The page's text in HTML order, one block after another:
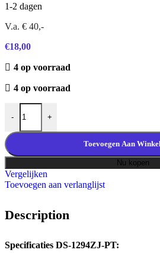
1-2 dagen
V.a. € 40,-
€18,00
4 op voorraad
4 op voorraad
-
DS-1294ZJ-PT Muursteun speciaal voor
+
Toevoegen Aan
Nu kopen
Vergelijken
Toevoegen aan verlanglijst
Description
Specificaties DS-1294ZJ-PT: